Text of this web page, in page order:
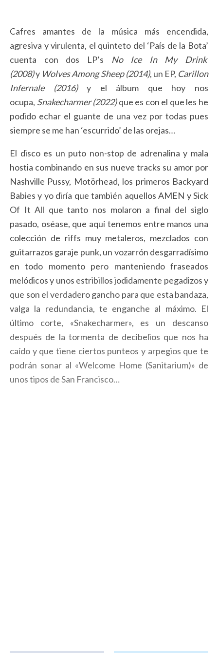
Cafres amantes de la música más encendida,
agresiva y virulenta, el quinteto del ‘País de la Bota’
cuenta con dos LP’s
No Ice In My Drink
(2008)y Wolves Among Sheep (2014), un EP, Carillon
Infernale (2016)y el álbum que hoy nos
ocupa, Snakecharmer (2022)que es con el que les he
podido echar el guante de una vez por todas pues
siempre se me han ‘escurrido’ de las orejas…
El disco es un puto non-stop de adrenalina y mala
hostia combinando en sus nueve tracks su amor por
Nashville Pussy, Motörhead, los primeros Backyard
Babies y yo diría que también aquellos AMEN y Sick
Of It All que tanto nos molaron a final del siglo
pasado, oséase, que aquí tenemos entre manos una
colección de riffs muy metaleros, mezclados con
guitarrazos garaje punk, un vozarrón desgarradísimo
en todo momento pero manteniendo fraseados
melódicos y unos estribillos jodidamente pegadizos y
que son el verdadero gancho para que esta bandaza,
valga la redundancia, te enganche al máximo. El
último corte, «Snakecharmer», es un descanso
después de la tormenta de decibelios que nos ha
caído y que tiene ciertos punteos y arpegios que te
podrán sonar al «Welcome Home (Sanitarium)» de
unos tipos de San Francisco…